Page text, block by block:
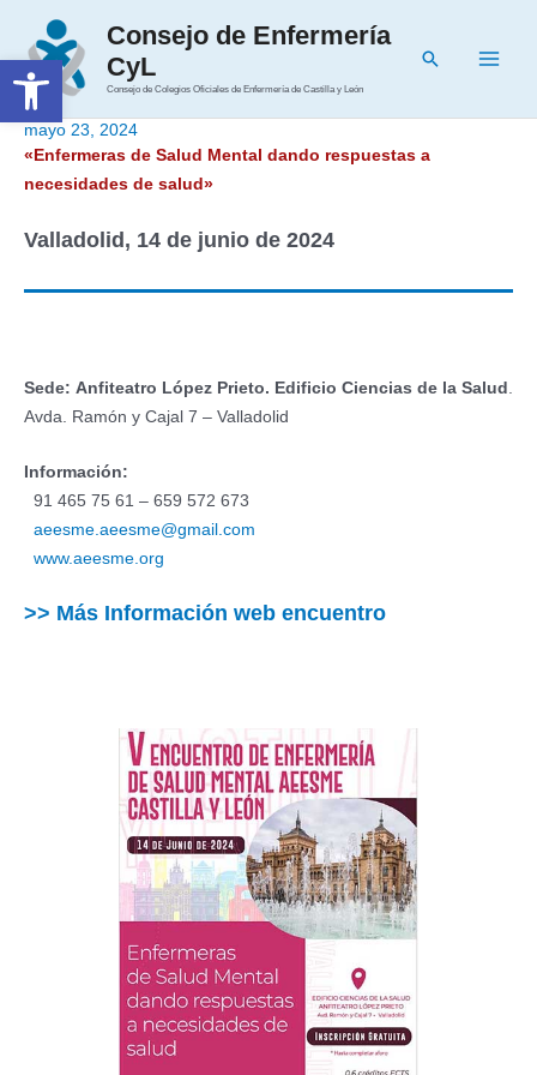
Abrir barra de herramientas
contenido
Consejo de Enfermería
CyL
Consejo de Colegios Oficiales de Enfermería de Castilla y León
Buscar
mayo 23, 2024
«Enfermeras de Salud Mental dando respuestas a
necesidades de salud»
Valladolid, 14 de junio de 2024
Sede: Anfiteatro López Prieto. Edificio Ciencias de la Salud
Avda. Ramón y Cajal 7 – Valladolid
Información:
91 465 75 61 – 659 572 673
aeesme.aeesme@gmail.com
www.aeesme.org
>> Más Información web encuentro